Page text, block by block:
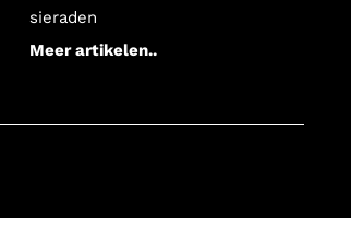
sieraden
Meer artikelen..